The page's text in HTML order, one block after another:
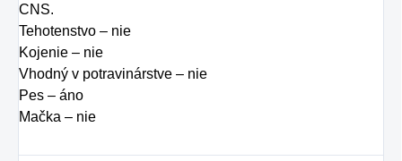
CNS.
Tehotenstvo – nie
Kojenie – nie
Vhodný v potravinárstve – nie
Pes – áno
Mačka – nie